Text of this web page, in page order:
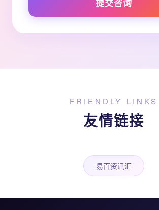
提交咨询
FRIENDLY LINKS
友情链接
易百资讯汇